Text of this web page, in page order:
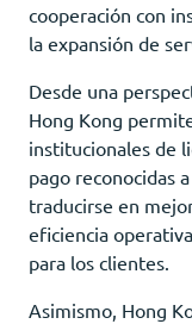
cooperación con
la expansión de
Desde una
Hong Kong
institucionales de
pago reconocidas
traducirse en
eficiencia
para los clientes.
Asimismo, Hong